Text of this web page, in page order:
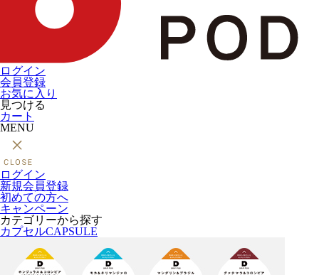
ログイン
会員登録
お気に入り
見つける
カート
MENU
ログイン
新規会員登録
初めての方へ
キャンペーン
カテゴリーから探す
カプセルCAPSULE